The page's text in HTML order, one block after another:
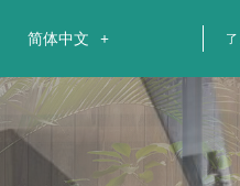
简体中文